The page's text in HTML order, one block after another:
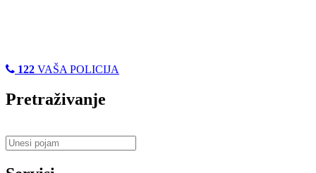
122 VAŠA POLICIJA
Pretraživanje